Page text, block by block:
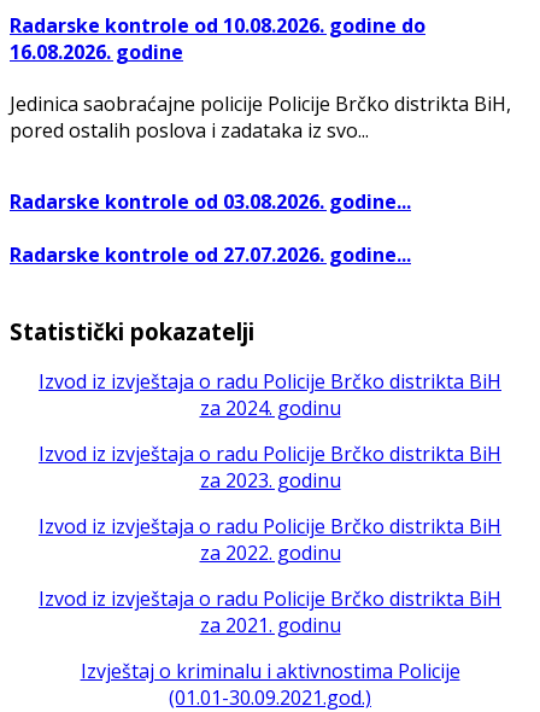
Radarske kontrole od 10.08.2026. godine do
16.08.2026. godine
Jedinica saobraćajne policije Policije Brčko distrikta BiH,
pored ostalih poslova i zadataka iz svo...
Radarske kontrole od 03.08.2026. godine...
Radarske kontrole od 27.07.2026. godine...
Statistički pokazatelji
Izvod iz izvještaja o radu Policije Brčko distrikta BiH
za 2024. godinu
Izvod iz izvještaja o radu Policije Brčko distrikta BiH
za 2023. godinu
Izvod iz izvještaja o radu Policije Brčko distrikta BiH
za 2022. godinu
Izvod iz izvještaja o radu Policije Brčko distrikta BiH
za 2021. godinu
Izvještaj o kriminalu i aktivnostima Policije
(01.01-30.09.2021.god.)